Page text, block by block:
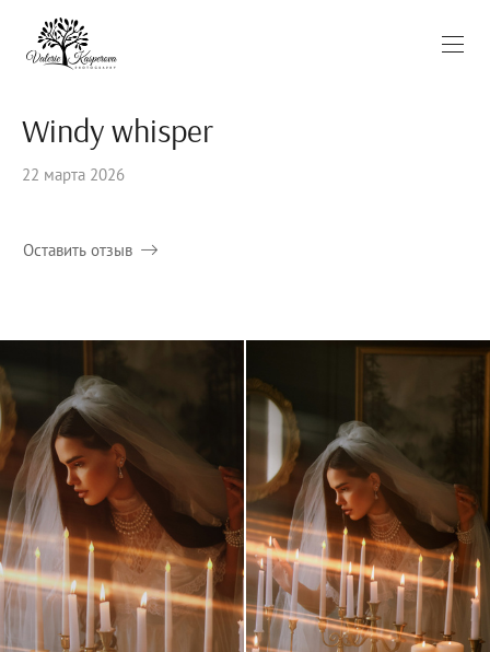
Windy whisper
22 марта 2026
Оставить отзыв